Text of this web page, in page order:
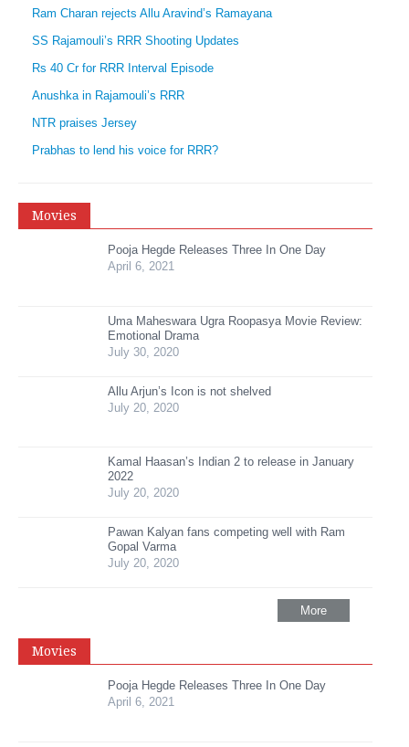
Ram Charan rejects Allu Aravind’s Ramayana
SS Rajamouli’s RRR Shooting Updates
Rs 40 Cr for RRR Interval Episode
Anushka in Rajamouli’s RRR
NTR praises Jersey
Prabhas to lend his voice for RRR?
Movies
Pooja Hegde Releases Three In One Day
April 6, 2021
Uma Maheswara Ugra Roopasya Movie Review:
Emotional Drama
July 30, 2020
Allu Arjun’s Icon is not shelved
July 20, 2020
Kamal Haasan’s Indian 2 to release in January
2022
July 20, 2020
Pawan Kalyan fans competing well with Ram
Gopal Varma
July 20, 2020
More
Movies
Pooja Hegde Releases Three In One Day
April 6, 2021